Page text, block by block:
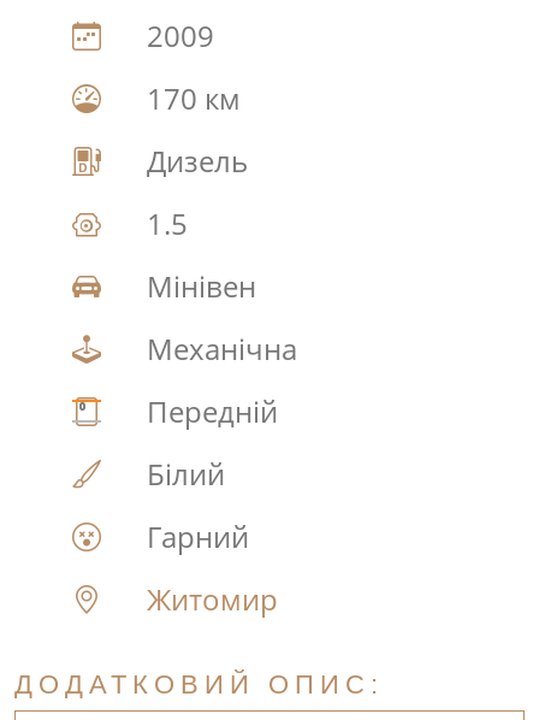
2009
170 км
Дизель
1.5
Мінівен
Механічна
Передній
Білий
Гарний
Житомир
ДОДАТКОВИЙ ОПИС: